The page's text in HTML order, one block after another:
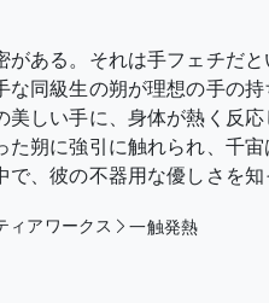
ある。それは手フェチだと
同級生の朔が理想の手の持
美しい手に、身体が熱く反
た朔に強引に触れられ、千
で、彼の不器用な優しさを知
ィアワークス 一触発熱